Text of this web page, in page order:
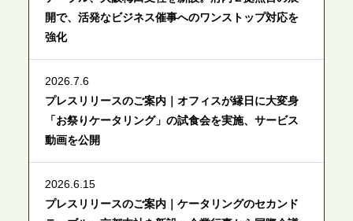
開で、活発なビジネス催事へのワンストップ対応を
強化
2026.7.6
プレスリリースのご案内｜オフィスが縁日に大変身
「お祭りケータリング」の試食会を実施、サービス
動画を公開
2026.6.15
プレスリリースのご案内｜ケータリングのセカンド